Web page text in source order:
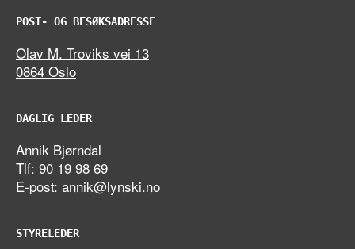
POST- OG BESØKSADRESSE
Olav M. Troviks vei 13
0864 Oslo
DAGLIG LEDER
Annik Bjørndal
Tlf: 90 19 98 69
E-post: annik@lynski.no
STYRELEDER